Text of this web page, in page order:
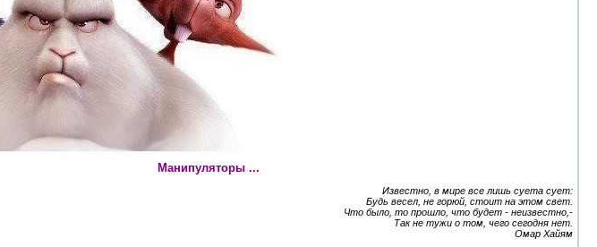
Манипуляторы ...
Известно, в мире все лишь суета сует:
Будь весел, не горюй, стоит на этом свет.
Что было, то прошло, что будет - неизвестно,-
Так не тужи о том, чего сегодня нет.
Омар Хайям